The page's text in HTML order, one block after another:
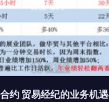
约 贸易经纪的业务机